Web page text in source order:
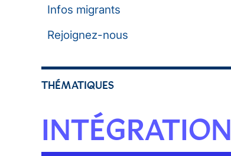
Infos migrants
Rejoignez-nous
THÉMATIQUES
INTÉGRATION